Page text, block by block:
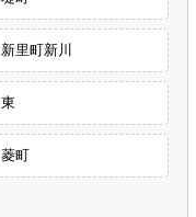
新里町新川
東
菱町